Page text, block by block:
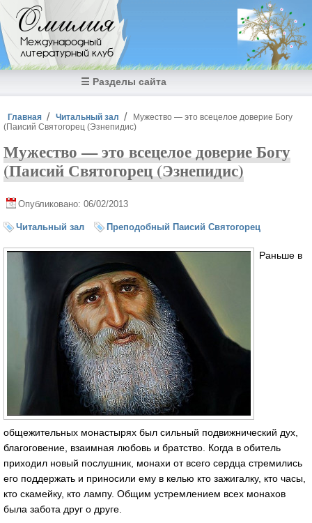
Перейти к основному содержанию
Омилия
Международный
литературный клуб
☰ Разделы сайта
Вы здесь
Главная Читальный зал
Мужество — это всецелое доверие Богу
(Паисий Святогорец (Эзнепидис)
Мужество — это всецелое доверие Богу
(Паисий Святогорец (Эзнепидис)
Опубликовано: 06/02/2013
Читальный зал Преподобный Паисий Святогорец
Раньше в
общежительных монастырях был сильный подвижнический дух,
благоговение, взаимная любовь и братство. Когда в обитель
приходил новый послушник, монахи от всего сердца стремились
его поддержать и приносили ему в келью кто зажигалку, кто часы,
кто скамейку, кто лампу. Общим устремлением всех монахов
была забота друг о друге.